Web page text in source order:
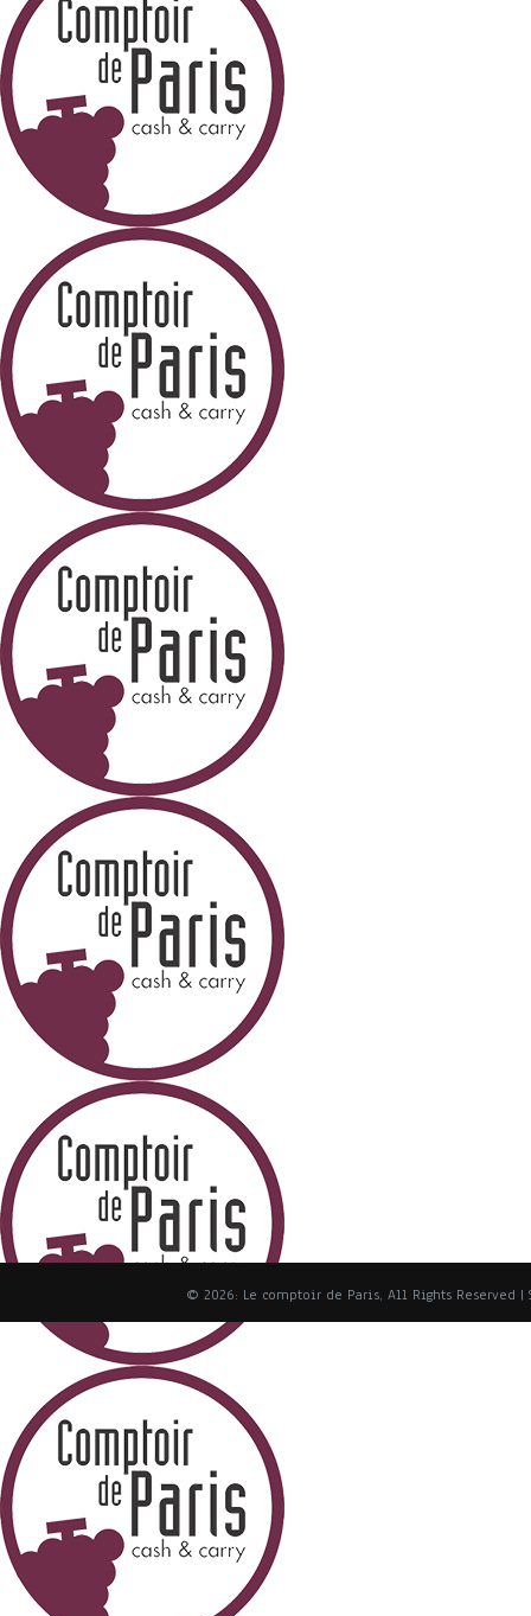
© 2026: Le comptoir de Paris, All Rights Reserved |